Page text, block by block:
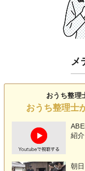
メ
おうち整理
おうち整理士
紹
朝